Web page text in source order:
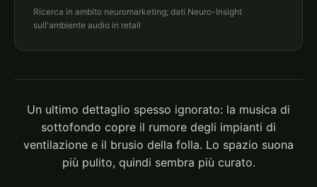
Ricerca in ambito neuromarketing; dati Neuro-Insight
sull'ambiente audio in retail
Un ultimo dettaglio spesso ignorato: la musica di
sottofondo copre il rumore degli impianti di
ventilazione e il brusio della folla. Lo spazio suona
più pulito, quindi sembra più curato.